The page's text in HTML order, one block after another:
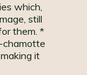
which,
still
them. *
chamotte
it